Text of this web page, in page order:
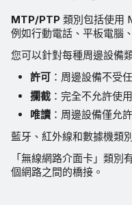
MTP/PTP 類別包括使用
例如行動電話、平板電腦
您可以針對每種周邊設備
許可 ：周邊設備不受
攔截 ：完全不允許使
唯讀 ：周邊設備僅允
藍牙、紅外線和數據機類
「無線網路介面卡」類別
個網路之間的橋接。